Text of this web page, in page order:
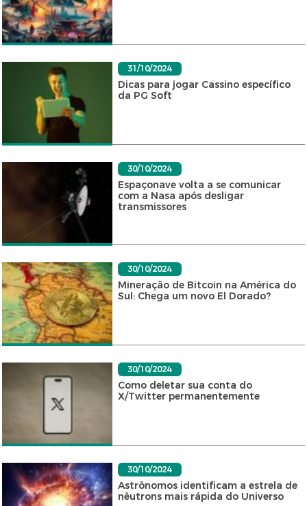
31/10/2024
Dicas para jogar Cassino específico
da PG Soft
30/10/2024
Espaçonave volta a se comunicar
com a Nasa após desligar
transmissores
30/10/2024
Mineração de Bitcoin na América do
Sul: Chega um novo El Dorado?
30/10/2024
Como deletar sua conta do
X/Twitter permanentemente
30/10/2024
Astrônomos identificam a estrela de
nêutrons mais rápida do Universo